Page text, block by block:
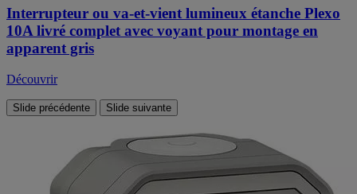
Interrupteur ou va-et-vient lumineux étanche Plexo
10A livré complet avec voyant pour montage en
apparent gris
Découvrir
Slide précédente Slide suivante